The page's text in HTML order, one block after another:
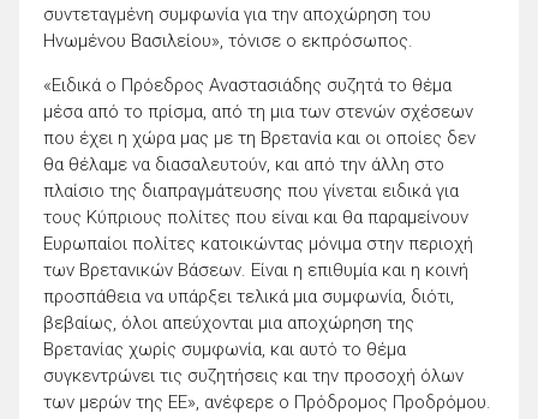
συντεταγμένη συμφωνία για την αποχώρηση του
Ηνωμένου Βασιλείου», τόνισε ο εκπρόσωπος.
«Ειδικά ο Πρόεδρος Αναστασιάδης συζητά το θέμα
μέσα από το πρίσμα, από τη μια των στενών σχέσεων
που έχει η χώρα μας με τη Βρετανία και οι οποίες δεν
θα θέλαμε να διασαλευτούν, και από την άλλη στο
πλαίσιο της διαπραγμάτευσης που γίνεται ειδικά για
τους Κύπριους πολίτες που είναι και θα παραμείνουν
Ευρωπαίοι πολίτες κατοικώντας μόνιμα στην περιοχή
των Βρετανικών Βάσεων. Είναι η επιθυμία και η κοινή
προσπάθεια να υπάρξει τελικά μια συμφωνία, διότι,
βεβαίως, όλοι απεύχονται μια αποχώρηση της
Βρετανίας χωρίς συμφωνία, και αυτό το θέμα
συγκεντρώνει τις συζητήσεις και την προσοχή όλων
των μερών της ΕΕ», ανέφερε ο Πρόδρομος Προδρόμου.